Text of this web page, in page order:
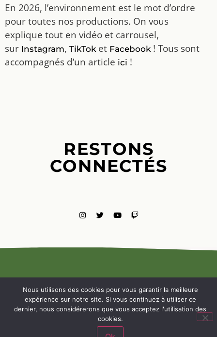
En 2026, l’environnement est le mot d’ordre
pour toutes nos productions. On vous
explique tout en vidéo et carrousel,
sur Instagram, TikToket Facebook! Tous sont
accompagnés d’un article ici !
RESTONS
CONNECTÉS
MENTIONS
LÉGALES
NOUS
Nous utilisons des cookies pour vous garantir la meilleure
expérience sur notre site. Si vous continuez à utiliser ce
dernier, nous considérerons que vous acceptez l'utilisation des
cookies.